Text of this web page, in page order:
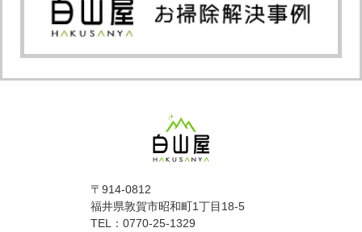
〒914-0812
福井県敦賀市昭和町1丁目18-5
TEL：0770-25-1329